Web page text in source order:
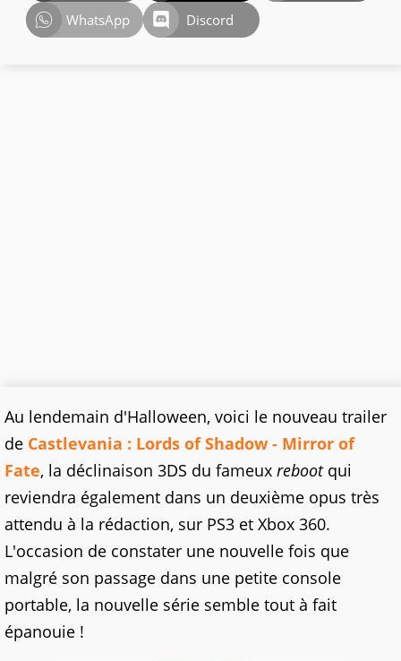
WhatsApp
Discord
Au lendemain d'Halloween, voici le nouveau trailer
de Castlevania : Lords of Shadow - Mirror of
Fate, la déclinaison 3DS du fameux rebootqui
reviendra également dans un deuxième opus très
attendu à la rédaction, sur PS3 et Xbox 360.
L'occasion de constater une nouvelle fois que
malgré son passage dans une petite console
portable, la nouvelle série semble tout à fait
épanouie !